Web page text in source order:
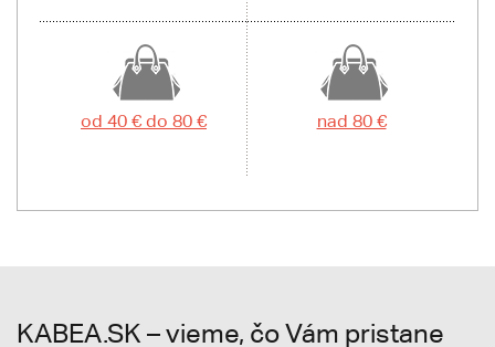
od 40 € do 80 € nad 80 €
KABEA.SK – vieme, čo Vám pristane